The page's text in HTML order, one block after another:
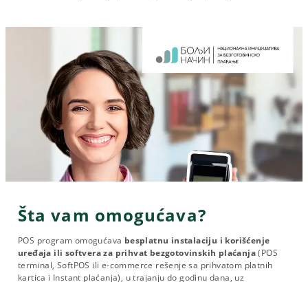
Šta vam omogućava?
POS program omogućava besplatnu instalaciju i korišćenje
uređaja ili softvera za prihvat bezgotovinskih plaćanja(POS
terminal, SoftPOS ili e-commerce rešenje sa prihvatom platnih
kartica i Instant plaćanja), u trajanju do godinu dana, uz